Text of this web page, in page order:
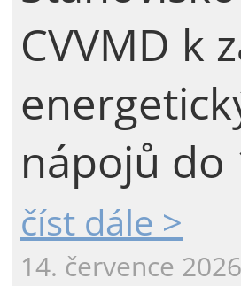
CVVMD k
nápojů do
číst dále >
14. července 2026